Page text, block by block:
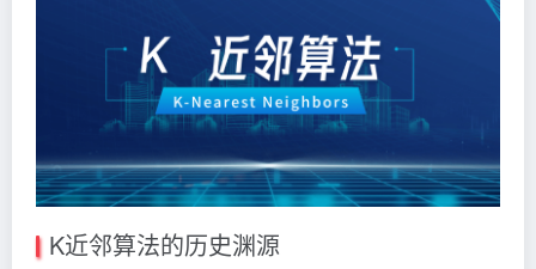
K近邻算法的历史渊源